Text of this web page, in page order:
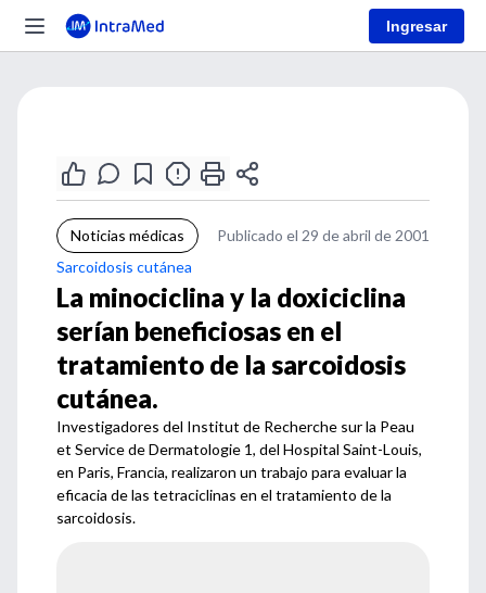
Ingresar
Noticias médicas
Publicado el 29 de abril de 2001
Sarcoidosis cutánea
La minociclina y la doxiciclina
serían beneficiosas en el
tratamiento de la sarcoidosis
cutánea.
Investigadores del Institut de Recherche sur la Peau
et Service de Dermatologie 1, del Hospital Saint-Louis,
en Paris, Francia, realizaron un trabajo para evaluar la
eficacia de las tetraciclinas en el tratamiento de la
sarcoidosis.